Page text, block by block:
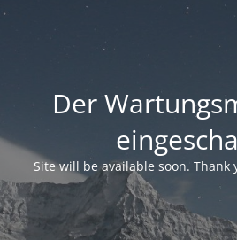
Der
Site will be available soon. Thank